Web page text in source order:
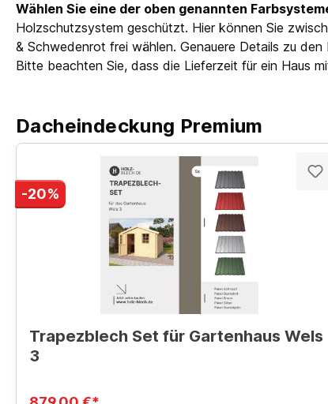
Wählen Sie eine der oben genannten
Holzschutzsystem geschützt. Hier können Sie
& Schwedenrot frei wählen. Genauere Details zu
Bitte beachten Sie, dass die Lieferzeit für ein Haus
Dacheindeckung Premium
-20%
Trapezblech Set für Gartenhaus Wels
3